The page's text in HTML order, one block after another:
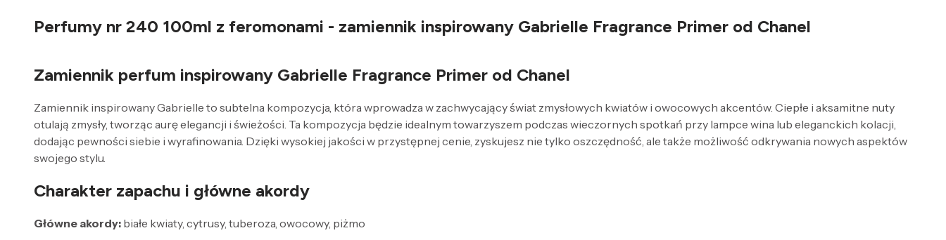
Perfumy nr 240 100ml z feromonami - zamiennik inspirowany Gabrielle Fragrance Primer od Chanel
Zamiennik perfum inspirowany Gabrielle Fragrance Primer od Chanel
Zamiennik inspirowany Gabrielle to subtelna kompozycja, która wprowadza w zachwycający świat zmysłowych kwiatów i owocowych akcentów. Ciepłe i aksamitne nuty
otulają zmysły, tworząc aurę elegancji i świeżości. Ta kompozycja będzie idealnym towarzyszem podczas wieczornych spotkań przy lampce wina lub eleganckich kolacji,
dodając pewności siebie i wyrafinowania. Dzięki wysokiej jakości w przystępnej cenie, zyskujesz nie tylko oszczędność, ale także możliwość odkrywania nowych aspektów
swojego stylu.
Charakter zapachu i główne akordy
Główne akordy: białe kwiaty, cytrusy, tuberoza, owocowy, piżmo